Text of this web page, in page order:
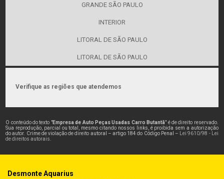
GRANDE SÃO PAULO
INTERIOR
LITORAL DE SÃO PAULO
LITORAL DE SÃO PAULO
Verifique as regiões que atendemos
O conteúdo do texto "Empresa de Auto Peças Usadas Carro Butantã" é de direito reservado.
Sua reprodução, parcial ou total, mesmo citando nossos links, é proibida sem a autorização
do autor. Crime de violação de direito autoral – artigo 184 do Código Penal –
Lei 9610/98 - Lei
de direitos autorais
Desmonte Aquarius